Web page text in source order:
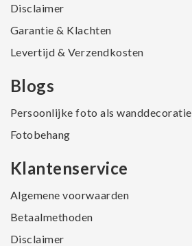
Disclaimer
Garantie & Klachten
Levertijd & Verzendkosten
Blogs
Persoonlijke foto als wanddecoratie
Fotobehang
Klantenservice
Algemene voorwaarden
Betaalmethoden
Disclaimer